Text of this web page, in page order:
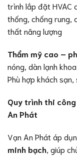
trình lắp đặt HVAC
thống, chống rung,
thất năng lượng
Thẩm mỹ cao –
nóng, dàn lạnh
Phù hợp khách sạn,
Quy trình thi
An Phát
Vạn An Phát áp
minh bạch , giúp